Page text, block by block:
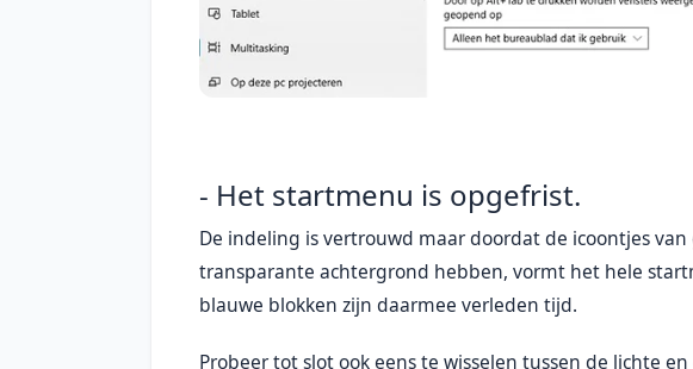
- Het startmenu is opgefrist.
De indeling is vertrouwd maar doordat de icoontjes
transparante achtergrond hebben, vormt het hele
blauwe blokken zijn daarmee verleden tijd.
Probeer tot slot ook eens te wisselen tussen de lichte